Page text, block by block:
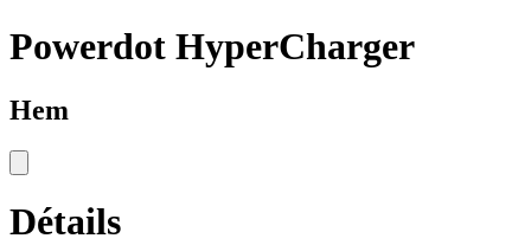
Powerdot HyperCharger
Hem
Détails